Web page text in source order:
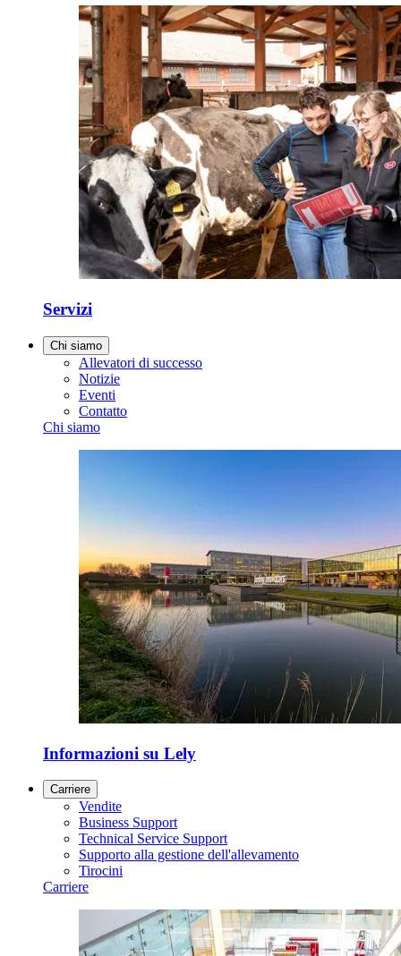
Servizi
Chi siamo
Allevatori di successo
Notizie
Eventi
Contatto
Chi siamo
Informazioni su Lely
Carriere
Vendite
Business Support
Technical Service Support
Supporto alla gestione dell'allevamento
Tirocini
Carriere